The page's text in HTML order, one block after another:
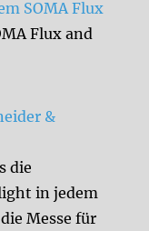
SOMA Flux
Flux and
&
die
in jedem
Messe für